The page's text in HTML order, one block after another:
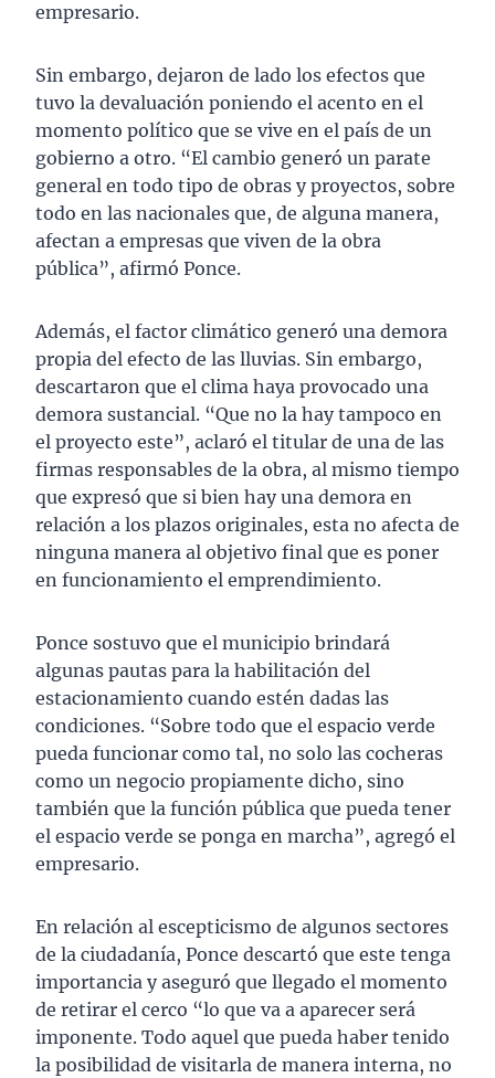
empresario.
Sin embargo, dejaron de lado los efectos que
tuvo la devaluación poniendo el acento en el
momento político que se vive en el país de un
gobierno a otro. “El cambio generó un parate
general en todo tipo de obras y proyectos, sobre
todo en las nacionales que, de alguna manera,
afectan a empresas que viven de la obra
pública”, afirmó Ponce.
Además, el factor climático generó una demora
propia del efecto de las lluvias. Sin embargo,
descartaron que el clima haya provocado una
demora sustancial. “Que no la hay tampoco en
el proyecto este”, aclaró el titular de una de las
firmas responsables de la obra, al mismo tiempo
que expresó que si bien hay una demora en
relación a los plazos originales, esta no afecta de
ninguna manera al objetivo final que es poner
en funcionamiento el emprendimiento.
Ponce sostuvo que el municipio brindará
algunas pautas para la habilitación del
estacionamiento cuando estén dadas las
condiciones. “Sobre todo que el espacio verde
pueda funcionar como tal, no solo las cocheras
como un negocio propiamente dicho, sino
también que la función pública que pueda tener
el espacio verde se ponga en marcha”, agregó el
empresario.
En relación al escepticismo de algunos sectores
de la ciudadanía, Ponce descartó que este tenga
importancia y aseguró que llegado el momento
de retirar el cerco “lo que va a aparecer será
imponente. Todo aquel que pueda haber tenido
la posibilidad de visitarla de manera interna, no